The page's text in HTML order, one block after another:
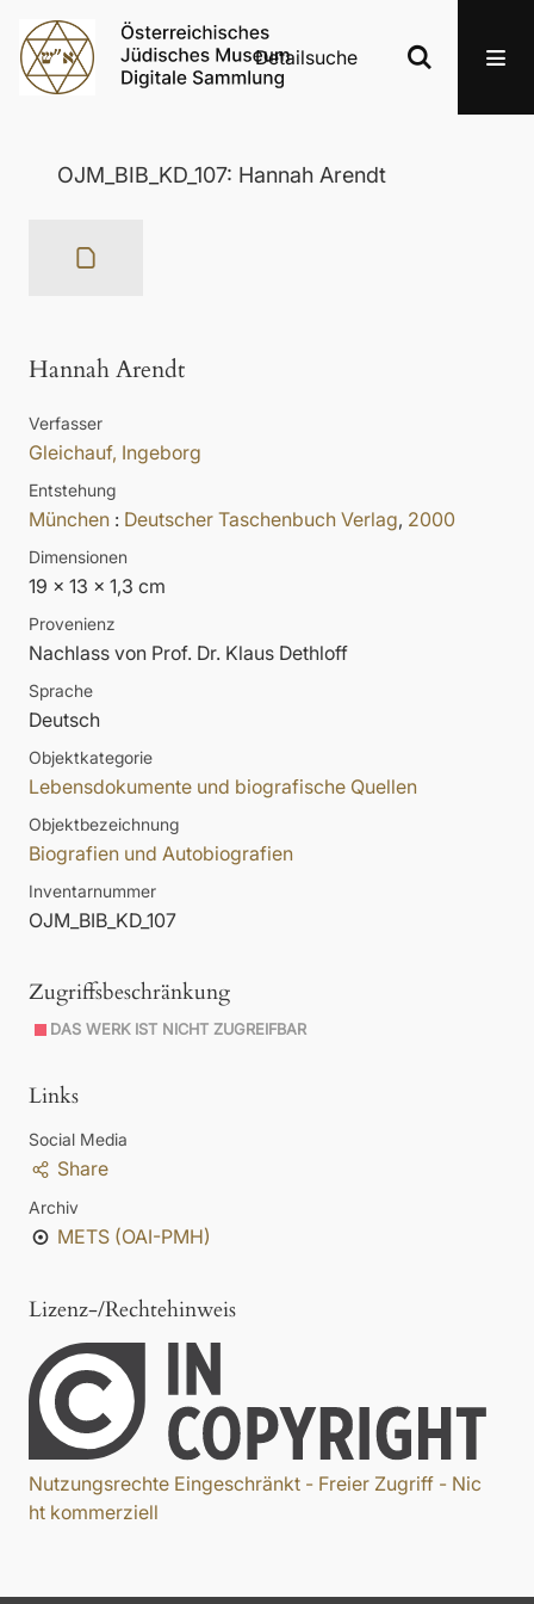
Detailsuche
OJM_BIB_KD_107: Hannah Arendt
Hannah Arendt
Verfasser
Gleichauf, Ingeborg
Entstehung
München : Deutscher Taschenbuch Verlag, 2000
Dimensionen
19 x 13 x 1,3 cm
Provenienz
Nachlass von Prof. Dr. Klaus Dethloff
Sprache
Deutsch
Objektkategorie
Lebensdokumente und biografische Quellen
Objektbezeichnung
Biografien und Autobiografien
Inventarnummer
OJM_BIB_KD_107
Zugriffsbeschränkung
DAS WERK IST NICHT ZUGREIFBAR
Links
Social Media
Share
Archiv
METS (OAI-PMH)
Lizenz-/Rechtehinweis
Nutzungsrechte Eingeschränkt - Freier Zugriff - Nic
ht kommerziell